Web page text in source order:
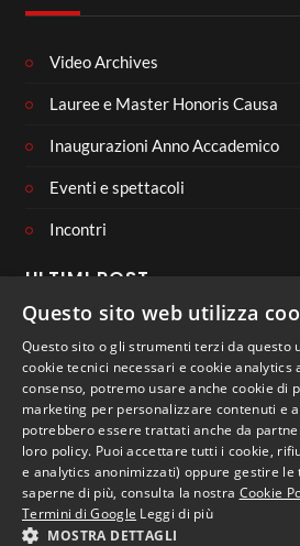
Video Archives
Lauree e Master Honoris Causa
Inaugurazioni Anno Accademico
Eventi e spettacoli
Incontri
ULTIMI POST
CONNECT
Questo sito web utilizza
Questo sito o gli strumenti terzi da questo
cookie tecnici necessari e cookie analytics
consenso, potremo usare anche cookie di
marketing per personalizzare contenuti e
potrebbero essere trattati anche da
loro policy. Puoi accettare tutti i cookie,
e analytics anonimizzati) oppure gestire le
saperne di più, consulta la nostra Cookie
Termini di Google Leggi di più
MOSTRA DETTAGLI